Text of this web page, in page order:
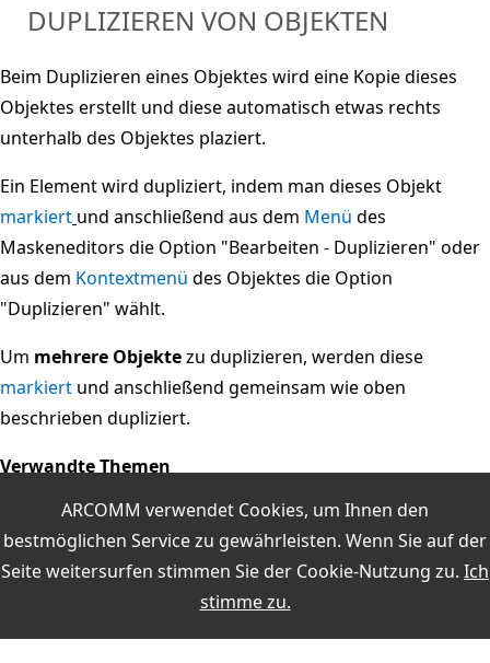
ARCOMM verwendet Cookies, um Ihnen den
bestmöglichen Service zu gewährleisten. Wenn Sie auf der
Seite weitersurfen stimmen Sie der Cookie-Nutzung zu. Ich
stimme zu.
DUPLIZIEREN VON OBJEKTEN
Beim Duplizieren eines Objektes wird eine Kopie dieses
Objektes erstellt und diese automatisch etwas rechts
unterhalb des Objektes plaziert.
Ein Element wird dupliziert, indem man dieses Objekt
markiert und anschließend aus dem Menü des
Maskeneditors die Option "Bearbeiten - Duplizieren" oder
aus dem Kontextmenü des Objektes die Option
"Duplizieren" wählt.
Um mehrere Objektezu duplizieren, werden diese
markiert und anschließend gemeinsam wie oben
beschrieben dupliziert.
Verwandte Themen
Maskeneditor
Formen und Objekte
Funktionen für alle Objekte